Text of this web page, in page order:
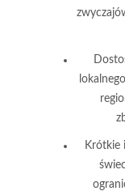
Krótkie